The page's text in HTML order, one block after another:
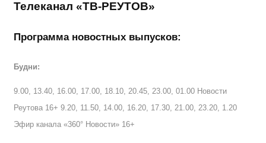
Телеканал «ТВ-РЕУТОВ»
Программа новостных выпусков:
Будни:
9.00, 13.40, 16.00, 17.00, 18.10, 20.45, 23.00, 01.00 Новости
Реутова 16+ 9.20, 11.50, 14.00, 16.20, 17.30, 21.00, 23.20, 1.20
Эфир канала «360° Новости» 16+